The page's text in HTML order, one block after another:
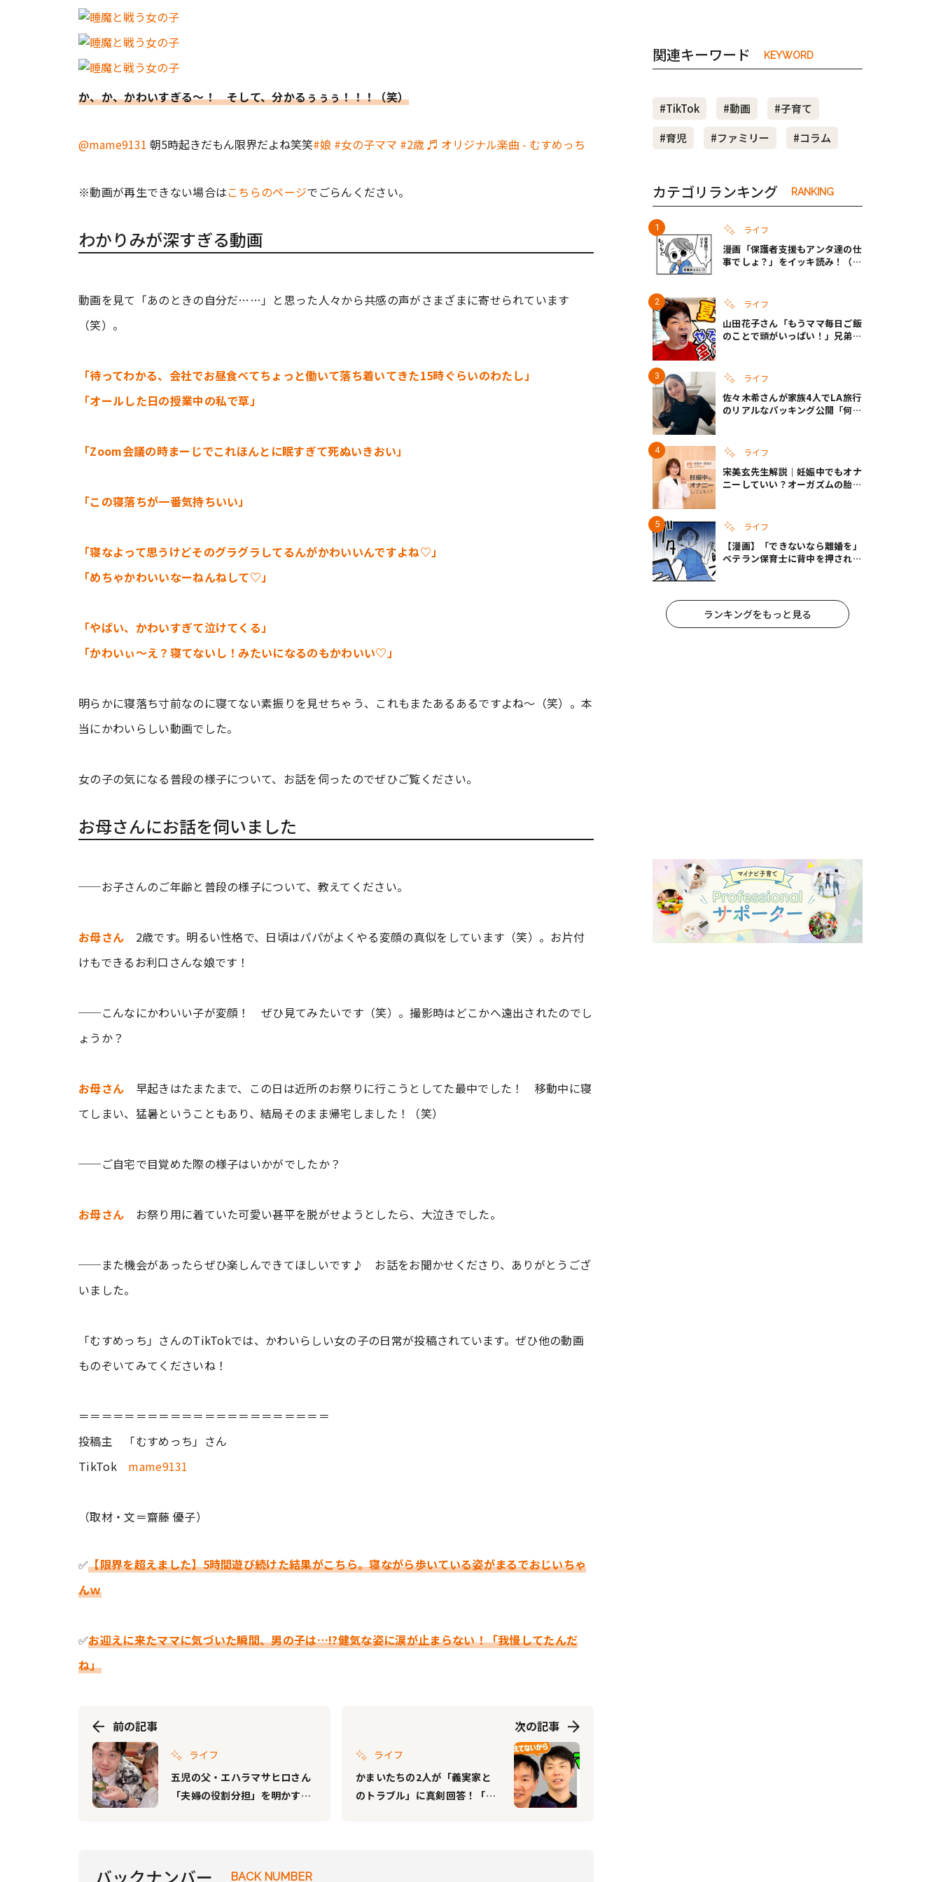
か、か、かわいすぎる～！ そして、分かるぅぅぅ！！！（笑）
@mame9131 朝5時起きだもん限界だよね笑笑#娘 #女の子ママ #2歳♬ オリジナル楽曲 - むすめっち
※動画が再生できない場合はこちらのページでごらんください。
わかりみが深すぎる動画
動画を見て「あのときの自分だ……」と思った人々から共感の声がさまざまに寄せられています
（笑）。
「待ってわかる、会社でお昼食べてちょっと働いて落ち着いてきた15時ぐらいのわたし」
「オールした日の授業中の私で草」
「Zoom会議の時まーじでこれほんとに眠すぎて死ぬいきおい」
「この寝落ちが一番気持ちいい」
「寝なよって思うけどそのグラグラしてるんがかわいいんですよね♡」
「めちゃかわいいなーねんねして♡」
「やばい、かわいすぎて泣けてくる」
「かわいぃ～え？寝てないし！みたいになるのもかわいい♡」
明らかに寝落ち寸前なのに寝てない素振りを見せちゃう、これもまたあるあるですよね～（笑）。本
当にかわいらしい動画でした。
女の子の気になる普段の様子について、お話を伺ったのでぜひご覧ください。
お母さんにお話を伺いました
──お子さんのご年齢と普段の様子について、教えてください。
お母さん 2歳です。明るい性格で、日頃はパパがよくやる変顔の真似をしています（笑）。お片付
けもできるお利口さんな娘です！
──こんなにかわいい子が変顔！ ぜひ見てみたいです（笑）。撮影時はどこかへ遠出されたのでし
ょうか？
お母さん 早起きはたまたまで、この日は近所のお祭りに行こうとしてた最中でした！ 移動中に寝
てしまい、猛暑ということもあり、結局そのまま帰宅しました！（笑）
──ご自宅で目覚めた際の様子はいかがでしたか？
お母さん お祭り用に着ていた可愛い甚平を脱がせようとしたら、大泣きでした。
──また機会があったらぜひ楽しんできてほしいです♪ お話をお聞かせくださり、ありがとうござ
いました。
「むすめっち」さんのTikTokでは、かわいらしい女の子の日常が投稿されています。ぜひ他の動画
ものぞいてみてくださいね！
＝＝＝＝＝＝＝＝＝＝＝＝＝＝＝＝＝＝＝＝＝＝
投稿主 「むすめっち」さん
TikTok mame9131
（取材・文＝齋藤 優子）
✅【限界を超えました】5時間遊び続けた結果がこちら。寝ながら歩いている姿がまるでおじいちゃ
んｗ
✅お迎えに来たママに気づいた瞬間、男の子は…!?健気な姿に涙が止まらない！「我慢してたんだ
ね」
前の記事
ライフ
五児の父・エハラマサヒロさん
「夫婦の役割分担」を明かす
次の記事
ライフ
かまいたちの2人が「義実家と
のトラブル」に真剣回答！「子
バックナンバー BACK NUMBER
関連キーワード KEYWORD
#TikTok #動画
#子育て
#育児
#ファミリー #コラム
カテゴリランキング RANKING
ライフ
漫画「保護者支援もアンタ達の仕
事でしょ？」をイッキ読み！（右
ライフ
山田花子さん「もうママ毎日ご飯
のことで頭がいっぱい！」兄弟夏
ライフ
佐々木希さんが家族4人でLA旅行
のリアルなパッキング公開「何が
ライフ
宋美玄先生解説｜妊娠中でもオナ
ニーしていい？オーガズムの胎児
ライフ
【漫画】「できないなら離婚を」
ベテラン保育士に背中を押され、
ランキングをもっと見る